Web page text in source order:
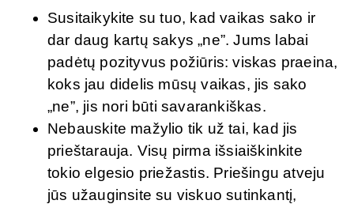
Susitaikykite su tuo, kad vaikas sako ir
dar daug kartų sakys „ne”. Jums labai
padėtų pozityvus požiūris: viskas praeina,
koks jau didelis mūsų vaikas, jis sako
„ne”, jis nori būti savarankiškas.
Nebauskite mažylio tik už tai, kad jis
prieštarauja. Visų pirma išsiaiškinkite
tokio elgesio priežastis. Priešingu atveju
jūs užauginsite su viskuo sutinkantį,